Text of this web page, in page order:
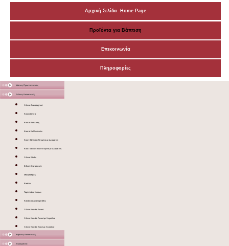
Αρχική Σελίδα Home Page
Προϊόντα για Βάπτιση
Επικοινωνία
Πληροφορίες
Μάσκες Προστατευτικές
Ξύλινες Κατασκευές
Ξύλινα Διακοσμητικά
Κουκλόσπιτα
Κουτιά Βάπτισης
Κουτιά Καλλυντικών
Κουτί βάπτισης Ντυμένο με Δερματίνη
Κουτί καλλυντικών Ντυμένο με Δερματίνη
Ξύλινα Sticks
Ειδικές Κατασκευές
Μολυβοθήκες
Κασπώ
Ταμπελάκια Χώρων
Καλόγερος για λαμπάδες
Ξύλινο Καφάσι Λευκό
Ξύλινο Καφάσι Λευκό με Χερούλια
Ξύλινο Καφάσι Καφέ με Χερούλια
Χάρτινες Κατασκευές
Υφασμάτινα